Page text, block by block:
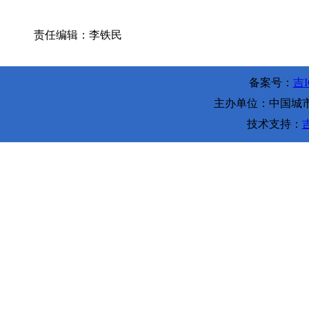
责任编辑：李铁民
备案号： 吉
主办单位：中国城
技术支持：